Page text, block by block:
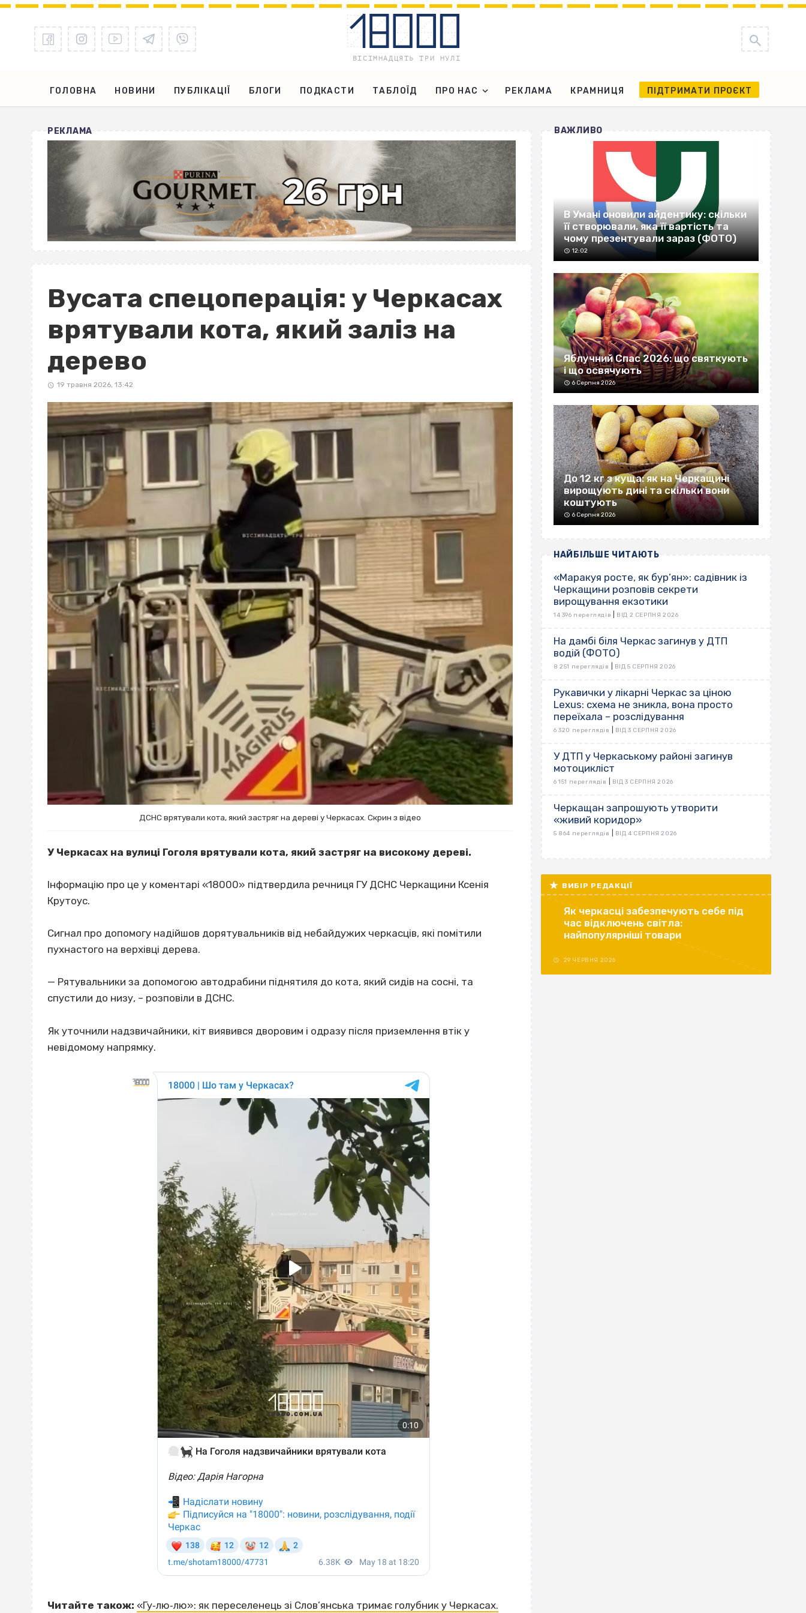
ГОЛОВНА НОВИНИ ПУБЛІКАЦІЇ БЛОГИ ПОДКАСТИ ТАБЛОЇД ПРО НАС РЕКЛАМА КРАМНИЦЯ ПІДТРИМАТИ ПРОЄКТ
РЕКЛАМА
Вусата спецоперація: у Черкасах
врятували кота, який заліз на
дерево
19 травня 2026, 13:42
ДСНС врятували кота, який застряг на дереві у Черкасах. Скрин з відео
У Черкасах на вулиці Гоголя врятували кота, який застряг на високому дереві.
Інформацію про це у коментарі «18000» підтвердила речниця ГУ ДСНС Черкащини Ксенія
Крутоус.
Сигнал про допомогу надійшов дорятувальників від небайдужих черкасців, які помітили
пухнастого на верхівці дерева.
— Рятувальники за допомогою автодрабини піднятиля до кота, який сидів на сосні, та
спустили до низу, – розповіли в ДСНС.
Як уточнили надзвичайники, кіт виявився дворовим і одразу після приземлення втік у
невідомому напрямку.
Читайте також: «Гу‐лю‐лю»: як переселенець зі Слов’янська тримає голубник у Черкасах.
ВАЖЛИВО
В Умані оновили айдентику: скільки
її створювали, яка її вартість та
чому презентували зараз (ФОТО)
12:02
Яблучний Спас 2026: що святкують
і що освячують
6 Серпня 2026
До 12 кг з куща: як на Черкащині
вирощують дині та скільки вони
коштують
6 Серпня 2026
НАЙБІЛЬШЕ ЧИТАЮТЬ
«Маракуя росте, як бур’ян»: садівник із
Черкащини розповів секрети
вирощування екзотики
14 396 переглядів ВІД 2 СЕРПНЯ 2026
На дамбі біля Черкас загинув у ДТП
водій (ФОТО)
8 251 переглядів ВІД 5 СЕРПНЯ 2026
Рукавички у лікарні Черкас за ціною
Lexus: схема не зникла, вона просто
переїхала – розслідування
6 320 переглядів ВІД 3 СЕРПНЯ 2026
У ДТП у Черкаському районі загинув
мотоцикліст
6 151 переглядів ВІД 3 СЕРПНЯ 2026
Черкащан запрошують утворити
«живий коридор»
5 864 переглядів ВІД 4 СЕРПНЯ 2026
ВИБІР РЕДАКЦІЇ
Як черкасці забезпечують себе під
час відключень світла:
найпопулярніші товари
29 ЧЕРВНЯ 2026